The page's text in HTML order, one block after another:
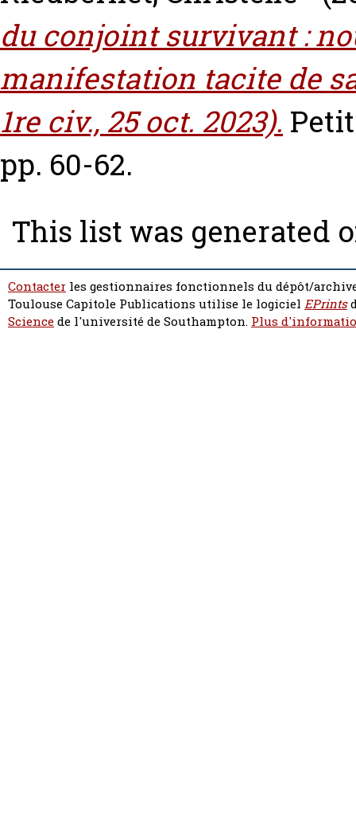
du conjoint survivant :
manifestation tacite de
1re civ., 25 oct. 2023).
pp. 60-62.
This list was generated
Contacter les gestionnaires fonctionnels du dépôt/
Toulouse Capitole Publications utilise le logiciel EPrints
Sciencede l'université de Southampton. Plus